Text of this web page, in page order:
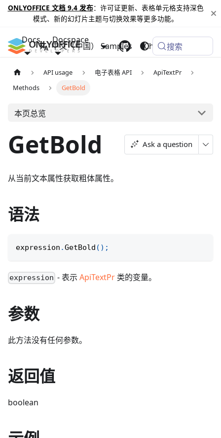
ONLYOFFICE 文档 9.4 发布：许可证更新、表格单元格支持深色
模式、新的幻灯片主题与切换效果等更多功能。
Docs Docspace
Samples Changelog
中文（中国） 搜索
API usage 电子表格 API
ApiTextPr
Methods
GetBold
本页总览
GetBold Ask a question
从当前文本属性获取粗体属性。
语法
expression .GetBold ( ) ;
expression - 表示ApiTextPr 类的变量。
参数
此方法没有任何参数。
返回值
boolean